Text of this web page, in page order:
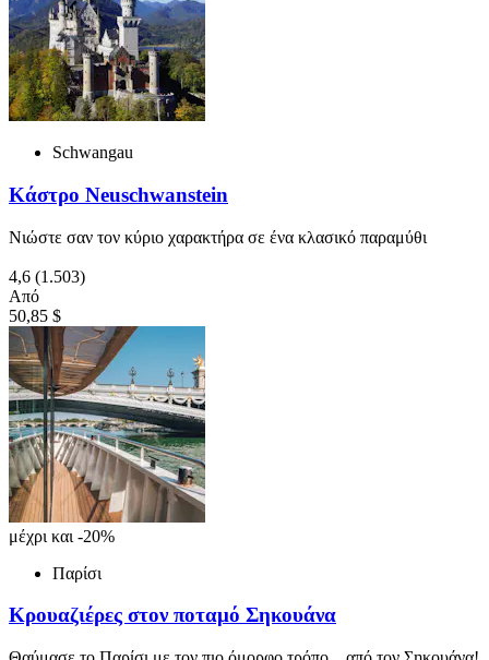
Schwangau
Κάστρο Neuschwanstein
Νιώστε σαν τον κύριο χαρακτήρα σε ένα κλασικό παραμύθι
4,6 (1.503)
Από
50,85 $
μέχρι και -20%
Παρίσι
Κρουαζιέρες στον ποταμό Σηκουάνα